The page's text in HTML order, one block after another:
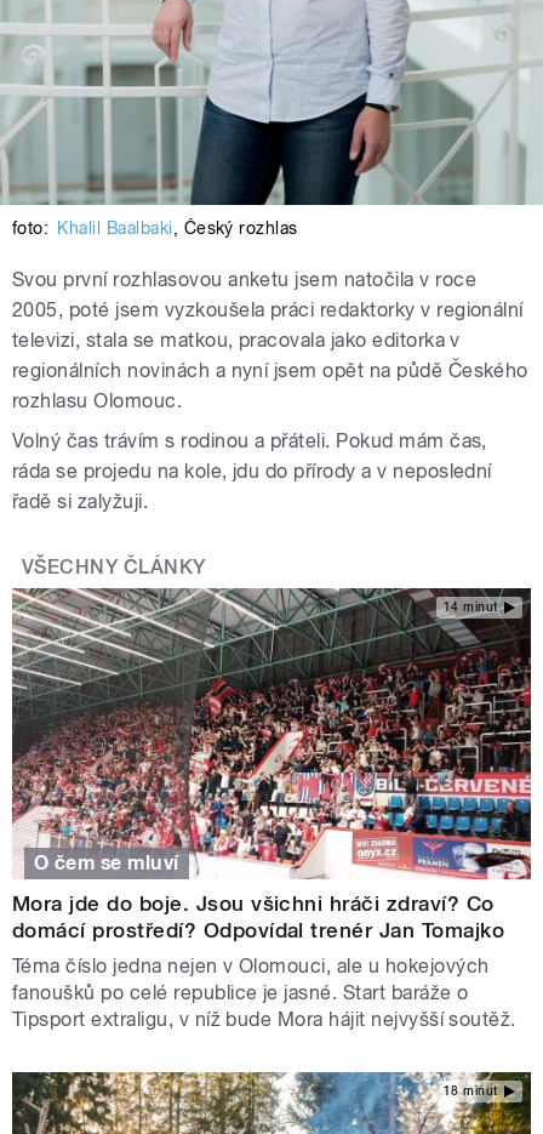
foto: Khalil Baalbaki, Český rozhlas
Svou první rozhlasovou anketu jsem natočila v roce
2005, poté jsem vyzkoušela práci redaktorky v regionální
televizi, stala se matkou, pracovala jako editorka v
regionálních novinách a nyní jsem opět na půdě Českého
rozhlasu Olomouc.
Volný čas trávím s rodinou a přáteli. Pokud mám čas,
ráda se projedu na kole, jdu do přírody a v neposlední
řadě si zalyžuji.
VŠECHNY ČLÁNKY
14 minut
O čem se mluví
Mora jde do boje. Jsou všichni hráči zdraví? Co
domácí prostředí? Odpovídal trenér Jan Tomajko
Téma číslo jedna nejen v Olomouci, ale u hokejových
fanoušků po celé republice je jasné. Start baráže o
Tipsport extraligu, v níž bude Mora hájit nejvyšší soutěž.
18 minut